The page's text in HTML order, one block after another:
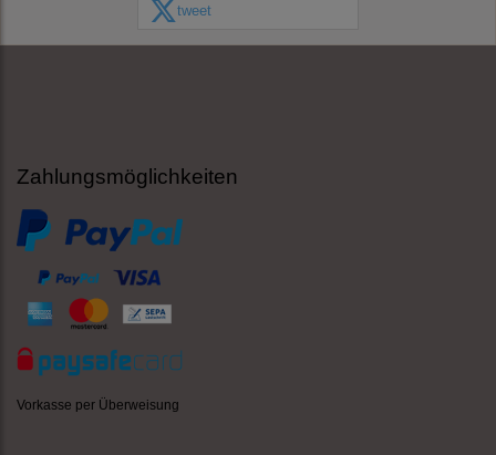
tweet
Zahlungsmöglichkeiten
Vorkasse per Überweisung